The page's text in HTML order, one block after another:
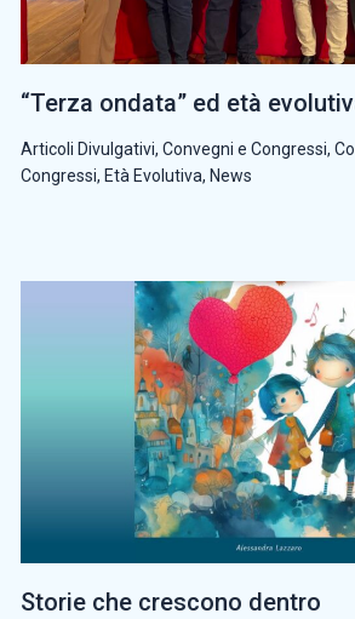
“Terza ondata” ed età
Articoli Divulgativi, Convegni e Congressi,
Congressi, Età Evolutiva, News
Storie che crescono dentro